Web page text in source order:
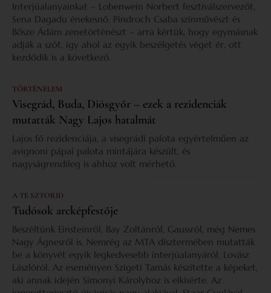
Interjúalanyainkat – Lobenwein Norbert fesztiválszervezőt,
Sena Dagadu énekesnő, Pindroch Csaba színművészt és
Bősze Ádám zenetörténészt – arra kértük, hogy egymásnak
adják a szót, így ahol az egyik beszélgetés véget ér, ott
kezdődik is a következő.
TÖRTÉNELEM
Visegrád, Buda, Diósgyőr – ezek a rezidenciák
mutatták Nagy Lajos hatalmát
Lajos fő rezidenciája, a visegrádi palota egyértelműen az
avignoni pápai palota mintájára készült, és
nagyságrendileg is ahhoz volt mérhető.
A TE SZTORID
Tudósok arcképfestője
Beszéltünk Einsteinről, Bay Zoltánról, Gaussról, még Nemes
Nagy Ágnesről is. Nemrég az MTA dísztermében mutatták
be a könyvét egyik legkedvesebb interjúalanyáról, Lovász
Lászlóról. Az eseményen Szigeti Tamás készítette a képeket,
aki annak idején Simonyi Károlyhoz is elkísérte. Az